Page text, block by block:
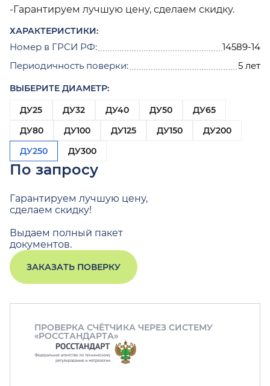
-Гарантируем лучшую цену, сделаем скидку.
ХАРАКТЕРИСТИКИ:
Номер в ГРСИ РФ:
14589-14
Периодичность поверки:
5 лет
ВЫБЕРИТЕ ДИАМЕТР:
ДУ25
ДУ32 ДУ40 ДУ50
ДУ65
ДУ80
ДУ100 ДУ125 ДУ150
ДУ200
ДУ250
ДУ300
По запросу
Гарантируем лучшую цену,
сделаем скидку!
Выдаем полный пакет
документов.
ЗАКАЗАТЬ ПОВЕРКУ
ПРОВЕРКА СЧЁТЧИКА ЧЕРЕЗ СИСТЕМУ
«РОССТАНДАРТА»